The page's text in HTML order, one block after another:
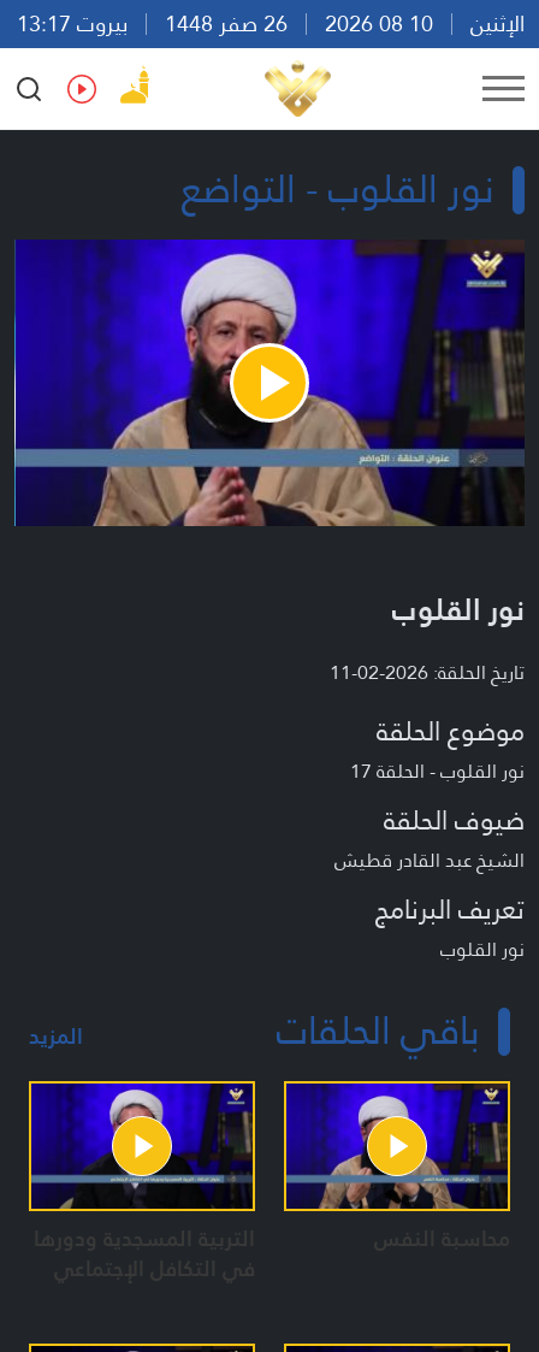
الإثنين
بيروت 13:17
Ar
En Fr Es
نور القلوب - التواضع
Play
Video
نور القلوب
تاريخ الحلقة: 2026-02-11
موضوع الحلقة
نور القلوب - الحلقة 17
ضيوف الحلقة
الشيخ عبد القادر قطيش
تعريف البرنامج
نور القلوب
باقي الحلقات المزيد
محاسبة النفس التربية المسجدية ودورها
في التكافل الإجتماعي